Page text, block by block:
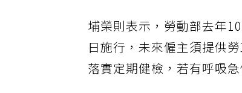
埔榮則表示，勞動部去年
日施行，未來僱主須提供
落實定期健檢，若有呼吸